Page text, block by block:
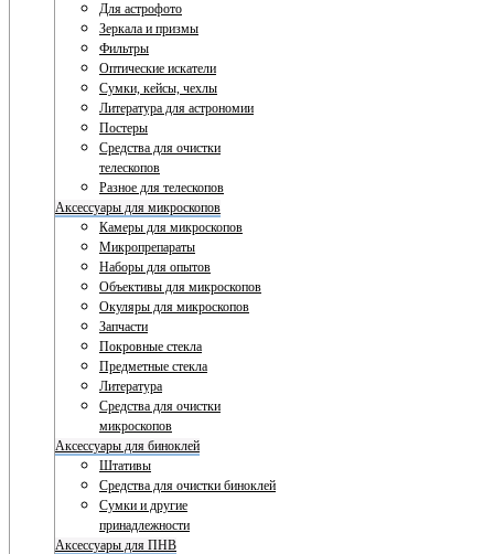
Для астрофото
Зеркала и призмы
Фильтры
Оптические искатели
Сумки, кейсы, чехлы
Литература для астрономии
Постеры
Средства для очистки
телескопов
Разное для телескопов
Аксессуары для микроскопов
Камеры для микроскопов
Микропрепараты
Наборы для опытов
Объективы для микроскопов
Окуляры для микроскопов
Запчасти
Покровные стекла
Предметные стекла
Литература
Средства для очистки
микроскопов
Аксессуары для биноклей
Штативы
Средства для очистки биноклей
Сумки и другие
принадлежности
Аксессуары для ПНВ